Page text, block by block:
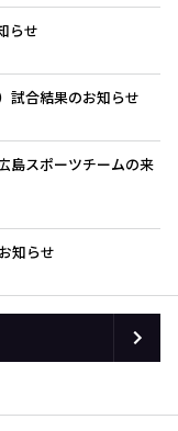
らせ
試合結果のお知らせ
島スポーツチームの来
知らせ